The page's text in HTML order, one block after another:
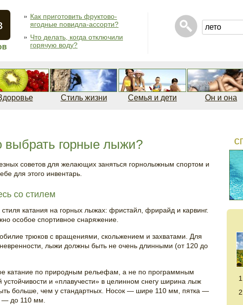
Как приготовить фруктово-
ягодные повидла-ассорти?
Что делать, когда отключили
горячую воду?
Стиль жизни Семья и дети Он и она
выбрать горные лыжи?
советов для желающих заняться горнолыжным спортом и
для этого инвентарь.
со стилем
катания на горных лыжах: фристайл, фрирайд и карвинг.
особое спортивное снаряжение.
трюков с вращениями, скольжением и захватами. Для
лыжи должны быть не очень длинными (от 120 до
катание по природным рельефам, а не по программным
и «плавучести» в целинном снегу ширина лыж
больше, чем у стандартных. Носок — шире 110 мм, пятка —
до 110 мм.